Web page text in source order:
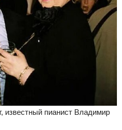
известный пианист Владимир